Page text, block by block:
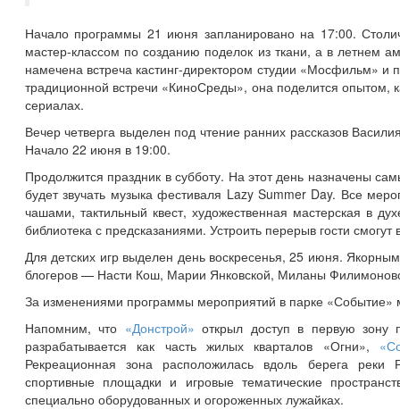
Начало программы 21 июня запланировано на 17:00.
мастер-классом по созданию поделок из ткани, а в летнем
намечена встреча кастинг-директором студии «Мосфильм»
традиционной встречи «КиноСреды», она поделится
сериалах.
Вечер четверга выделен под чтение ранних рассказов
Начало 22 июня в 19:00.
Продолжится праздник в субботу. На этот день назначены
будет звучать музыка фестиваля Lazy Summer Day. Все
чашами, тактильный квест, художественная мастерская в
библиотека с предсказаниями. Устроить перерыв гости
Для детских игр выделен день воскресенья, 25 июня.
блогеров — Насти Кош, Марии Янковской, Миланы
За изменениями программы мероприятий в парке «Событие»
Напомним, что «Донстрой» открыл доступ в первую зону
разрабатывается как часть жилых кварталов «Огни»,
Рекреационная зона расположилась вдоль берега
спортивные площадки и игровые тематические
специально оборудованных и огороженных лужайках.